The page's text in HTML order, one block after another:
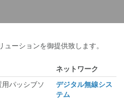
ーションを御提供致します。
ネットワーク
用パッシブソ
デジタル無線シス
テム